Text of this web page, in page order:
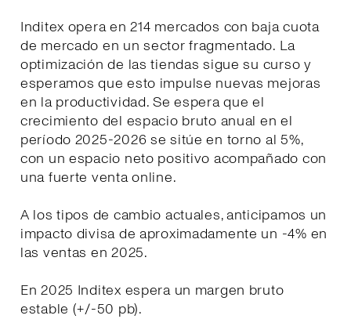
Inditex opera en 214 mercados con baja cuota
de mercado en un sector fragmentado. La
optimización de las tiendas sigue su curso y
esperamos que esto impulse nuevas mejoras
en la productividad. Se espera que el
crecimiento del espacio bruto anual en el
período 2025-2026 se sitúe en torno al 5%,
con un espacio neto positivo acompañado con
una fuerte venta online.
A los tipos de cambio actuales, anticipamos un
impacto divisa de aproximadamente un -4% en
las ventas en 2025.
En 2025 Inditex espera un margen bruto
estable (+/-50 pb).